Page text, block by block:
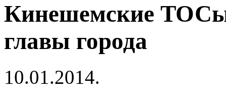
Кинешемские ТОСы
главы города
10.01.2014.